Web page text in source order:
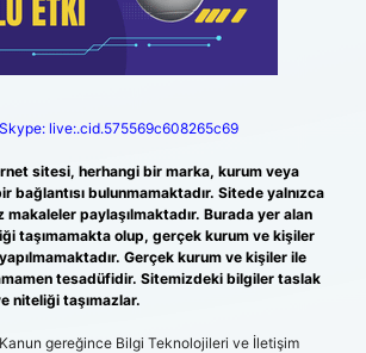
Skype: live:.cid.575569c608265c69
sitesi, herhangi bir marka, kurum veya
bağlantısı bulunmamaktadır. Sitede yalnızca
makaleler paylaşılmaktadır. Burada yer alan
taşımamakta olup, gerçek kurum ve kişiler
Gerçek kurum ve kişiler ile
tesadüfidir. Sitemizdeki bilgiler taslak
niteliği taşımazlar.
Kanun gereğince Bilgi Teknolojileri ve İletişim